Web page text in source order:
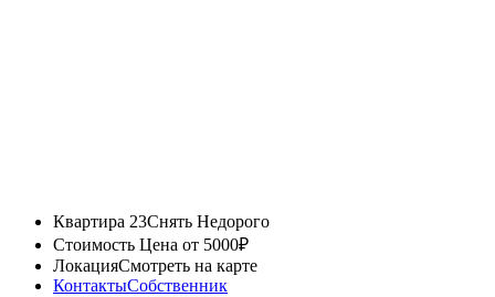
Квартира 23Снять Недорого
Стоимость Цена от 5000₽
ЛокацияСмотреть на карте
КонтактыСобственник